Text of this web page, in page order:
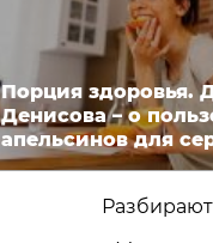
Порция здоровья.
Денисова – о
апельсинов для